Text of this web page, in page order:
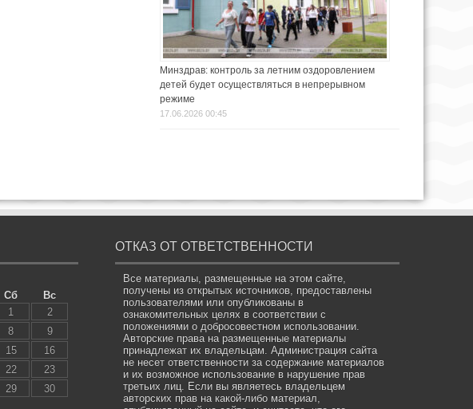
Минздрав: контроль за летним оздоровлением
детей будет осуществляться в непрерывном
режиме
17.06.2026 00:45
Сб
Вс
1
2
8
9
15
16
22
23
29
30
ОТКАЗ ОТ ОТВЕТСТВЕННОСТИ
Все материалы, размещенные на этом сайте,
получены из открытых источников, предоставлены
пользователями или опубликованы в
ознакомительных целях в соответствии с
положениями о добросовестном использовании.
Авторские права на размещенные материалы
принадлежат их владельцам. Администрация сайта
не несет ответственности за содержание материалов
и их возможное использование в нарушение прав
третьих лиц. Если вы являетесь владельцем
авторских прав на какой-либо материал,